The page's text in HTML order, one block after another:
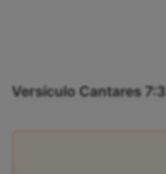
Versículo Cantares 7:3